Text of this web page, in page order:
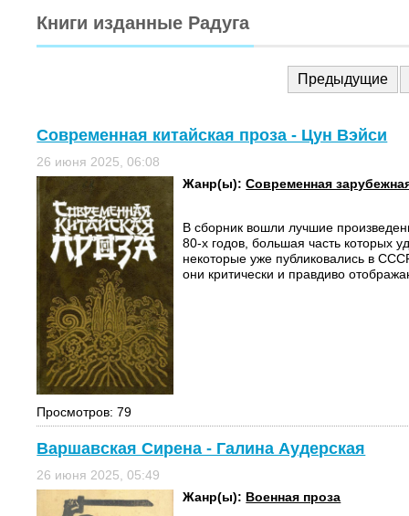
Книги изданные Радуга
Предыдущие
Современная китайская проза - Цун Вэйси
26 июня 2025, 06:08
Жанр(ы):Современная
В сборник вошли лучшие
80-х годов, большая часть которых
некоторые уже публиковались в
они критически и правдиво
Просмотров: 79
Варшавская Сирена - Галина Аудерская
26 июня 2025, 05:49
Жанр(ы): Военная проза